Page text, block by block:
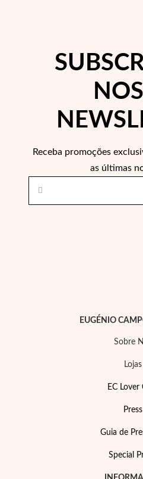
Receba promoções
as últimas
EUGÉNIO
Sobre
Lojas
EC Lover
Press
Guia de
Special